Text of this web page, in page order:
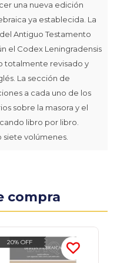
una nueva edición
ya establecida. La
Antiguo Testamento
el Codex Leningradensis
totalmente revisado y
La sección de
a cada uno de los
sobre la masora y el
libro por libro.
siete volúmenes.
compra
20% OFF